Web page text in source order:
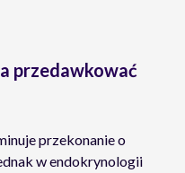
przedawkować
przekonanie o
w endokrynologii